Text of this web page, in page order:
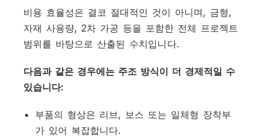
비용 효율성은 결코 절대적인 것이 아니며, 금형,
자재 사용량, 2차 가공 등을 포함한 전체 프로젝트
범위를 바탕으로 산출된 수치입니다.
다음과 같은 경우에는 주조 방식이 더 경제적일 수
있습니다:
부품의 형상은 리브, 보스 또는 일체형 장착부
가 있어 복잡합니다.